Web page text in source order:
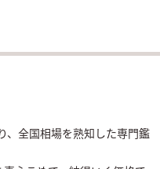
、全国相場を熟知した専門鑑